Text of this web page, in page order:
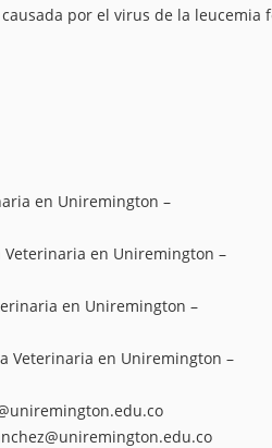
por el virus de la leucemia
en Uniremington –
Veterinaria en Uniremington –
en Uniremington –
Veterinaria en Uniremington –